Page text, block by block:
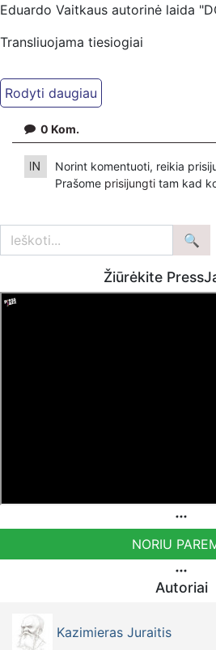
Eduardo Vaitkaus autorinė laida
Transliuojama tiesiogiai
0 Kom.
Norint komentuoti, reikia
Prašome prisijungti tam kad
Žiūrėkite
NORIU
Autoriai
Kazimieras Juraitis